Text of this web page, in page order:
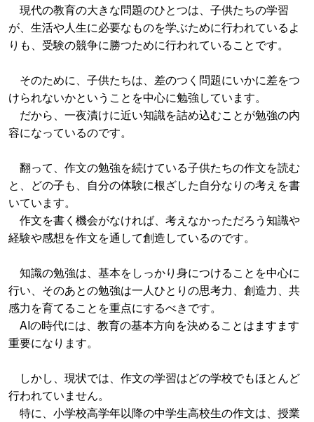
現代の教育の大きな問題のひとつは、子供たちの学習
が、生活や人生に必要なものを学ぶために行われているよ
りも、受験の競争に勝つために行われていることです。
そのために、子供たちは、差のつく問題にいかに差をつ
けられないかということを中心に勉強しています。
だから、一夜漬けに近い知識を詰め込むことが勉強の内
容になっているのです。
翻って、作文の勉強を続けている子供たちの作文を読む
と、どの子も、自分の体験に根ざした自分なりの考えを書
いています。
作文を書く機会がなければ、考えなかっただろう知識や
経験や感想を作文を通して創造しているのです。
知識の勉強は、基本をしっかり身につけることを中心に
行い、そのあとの勉強は一人ひとりの思考力、創造力、共
感力を育てることを重点にするべきです。
AIの時代には、教育の基本方向を決めることはますます
重要になります。
しかし、現状では、作文の学習はどの学校でもほとんど
行われていません。
特に、小学校高学年以降の中学生高校生の作文は、授業